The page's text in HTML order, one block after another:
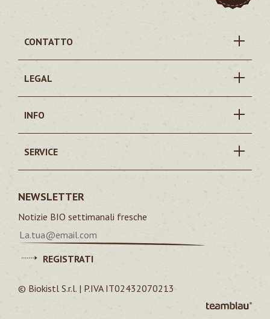
CONTATTO
LEGAL
INFO
SERVICE
NEWSLETTER
Notizie BIO settimanali fresche
REGISTRATI
© Biokistl S.r.l. | P.IVA IT02432070213